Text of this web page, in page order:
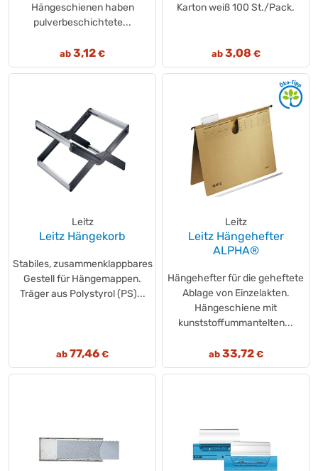
Hängeschienen haben
pulverbeschichtete...
ab 3,12 €
Karton weiß 100 St./Pack.
ab 3,08 €
Leitz
Leitz Hängekorb
Stabiles, zusammenklappbares
Gestell für Hängemappen.
Träger aus Polystyrol (PS)...
ab 77,46 €
Leitz
Leitz Hängehefter
ALPHA®
Hängehefter für die geheftete
Ablage von Einzelakten.
Hängeschiene mit
kunststoffummantelten...
ab 33,72€